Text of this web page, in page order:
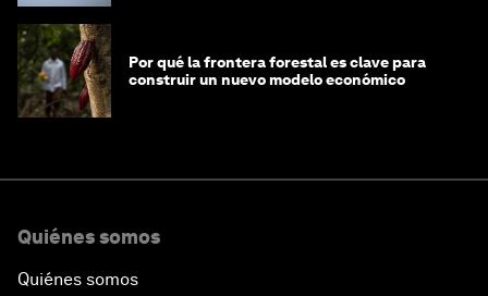
Por qué la frontera forestal es clave para
construir un nuevo modelo económico
Quiénes somos
Quiénes somos